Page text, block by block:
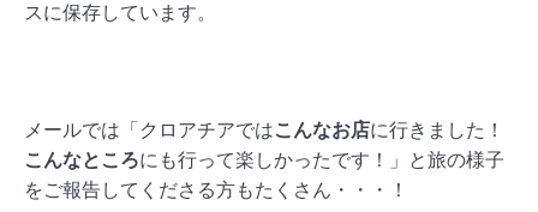
スに保存しています。
メールでは「クロアチアではこんなお店に行きました！
こんなところにも行って楽しかったです！」と旅の様子
をご報告してくださる方もたくさん・・・！